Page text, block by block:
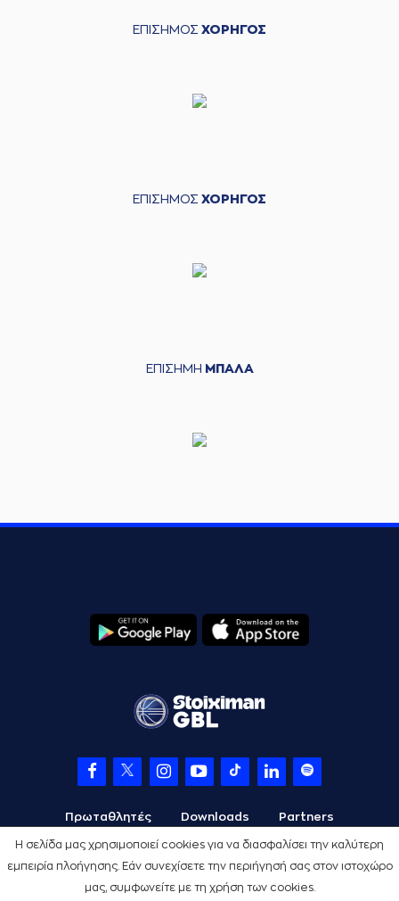
Η σελίδα μας χρησιμοποιεί cookies για να διασφαλίσει την καλύτερη
εμπειρία πλοήγησης. Εάν συνεχίσετε την περιήγησή σας στον ιστοχώρο
μας, συμφωνείτε με τη χρήση των cookies.
ΕΠΙΣΗΜΟΣ ΧΟΡΗΓΟΣ
ΕΠΙΣΗΜΟΣ ΧΟΡΗΓΟΣ
ΕΠΙΣΗΜΗ ΜΠΑΛΑ
Πρωταθλητές Downloads Partners